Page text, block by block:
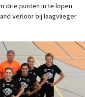
drie punten in te lopen
verloor bij laagvlieger